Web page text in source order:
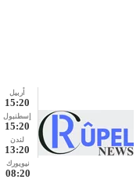
أربيل
15:20
إسطنبول
15:20
لندن
13:20
نيويورك
08:20